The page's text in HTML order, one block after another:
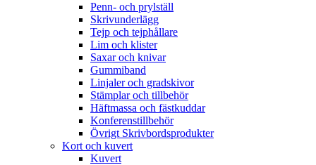
Penn- och prylställ
Skrivunderlägg
Tejp och tejphållare
Lim och klister
Saxar och knivar
Gummiband
Linjaler och gradskivor
Stämplar och tillbehör
Häftmassa och fästkuddar
Konferenstillbehör
Övrigt Skrivbordsprodukter
Kort och kuvert
Kuvert